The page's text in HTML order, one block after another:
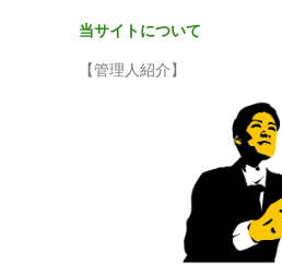
当サイトについて
【管理人紹介】